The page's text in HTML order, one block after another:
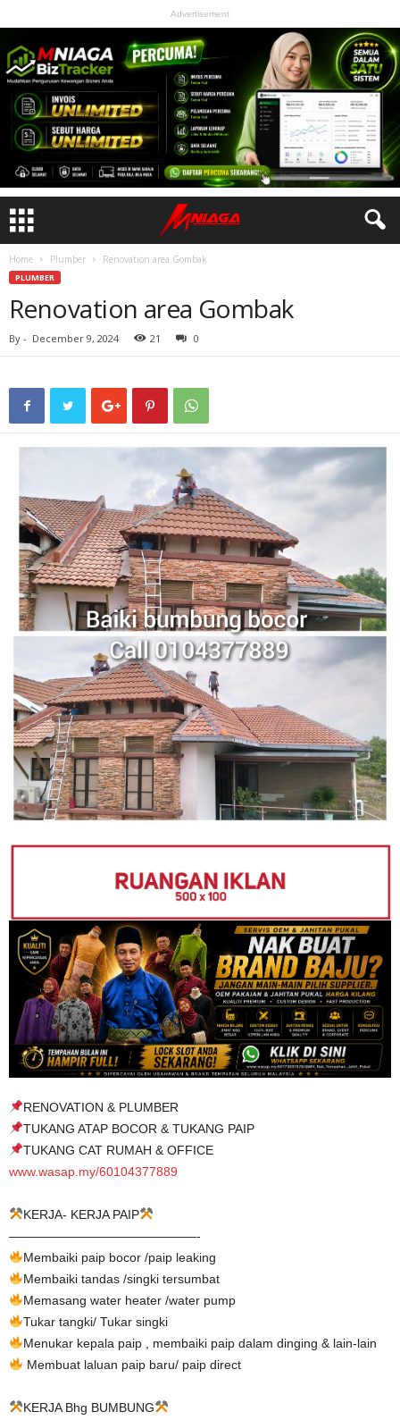
Advertisement
Home Plumber Renovation area Gombak
PLUMBER
Renovation area Gombak
By - December 9, 2024 21 0
RENOVATION & PLUMBER
TUKANG ATAP BOCOR & TUKANG PAIP
TUKANG CAT RUMAH & OFFICE
www.wasap.my/60104377889
KERJA- KERJA PAIP
———————————————-
Membaiki paip bocor /paip leaking
Membaiki tandas /singki tersumbat
Memasang water heater /water pump
Tukar tangki/ Tukar singki
Menukar kepala paip , membaiki paip dalam dinging & lain-lain
Membuat laluan paip baru/ paip direct
KERJA Bhg BUMBUNG